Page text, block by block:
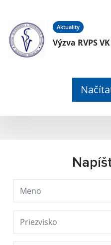
Aktuality
Výzva RVPS